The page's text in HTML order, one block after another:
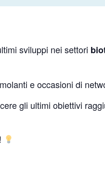
sviluppi nei settori
e occasioni di
gli ultimi obiettivi